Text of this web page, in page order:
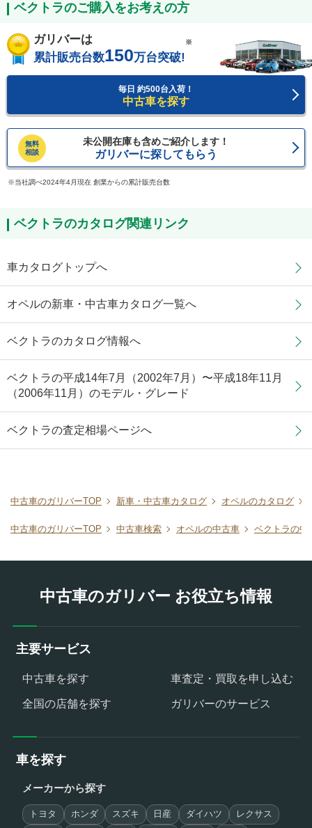
ベクトラのご購入をお考えの方
ガリバーは
累計販売台数150万台突破!
※
毎日 約500台入荷！
中古車を探す
無料
相談
未公開在庫も含めご紹介します！
ガリバーに探してもらう
当社調べ2024年4月現在 創業からの累計販売台数
ベクトラのカタログ関連リンク
車カタログトップへ
オペルの新車・中古車カタログ一覧へ
ベクトラのカタログ情報へ
ベクトラの平成14年7月（2002年7月）〜平成18年11月
（2006年11月）のモデル・グレード
ベクトラの査定相場ページへ
中古車のガリバーTOP 新車・中古車カタログ オペルのカタログ
中古車のガリバーTOP 中古車検索 オペルの中古車 ベクトラの中
中古車のガリバー お役立ち情報
主要サービス
中古車を探す
車査定・買取を申し込む
全国の店舗を探す
ガリバーのサービス
車を探す
メーカーから探す
トヨタ ホンダ スズキ 日産 ダイハツ レクサス